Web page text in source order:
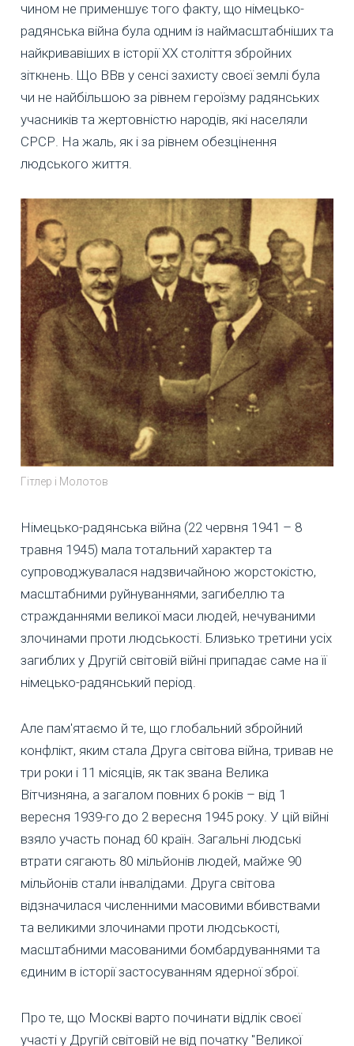
чином не применшує того факту, що німецько-
радянська війна була одним із наймасштабніших та
найкривавіших в історії XX століття збройних
зіткнень. Що ВВв у сенсі захисту своєї землі була
чи не найбільшою за рівнем героїзму радянських
учасників та жертовністю народів, які населяли
СРСР. На жаль, як і за рівнем обезцінення
людського життя.
Гітлер і Молотов
Німецько-радянська війна (22 червня 1941 – 8
травня 1945) мала тотальний характер та
супроводжувалася надзвичайною жорстокістю,
масштабними руйнуваннями, загибеллю та
стражданнями великої маси людей, нечуваними
злочинами проти людськості. Близько третини усіх
загиблих у Другій світовій війні припадає саме на її
німецько-радянський період.
Але пам'ятаємо й те, що глобальний збройний
конфлікт, яким стала Друга світова війна, тривав не
три роки і 11 місяців, як так звана Велика
Вітчизняна, а загалом повних 6 років – від 1
вересня 1939-го до 2 вересня 1945 року. У цій війні
взяло участь понад 60 країн. Загальні людські
втрати сягають 80 мільйонів людей, майже 90
мільйонів стали інвалідами. Друга світова
відзначилася численними масовими вбивствами
та великими злочинами проти людськості,
масштабними масованими бомбардуваннями та
єдиним в історії застосуванням ядерної зброї.
Про те, що Москві варто починати відлік своєї
участі у Другій світовій не від початку "Великої